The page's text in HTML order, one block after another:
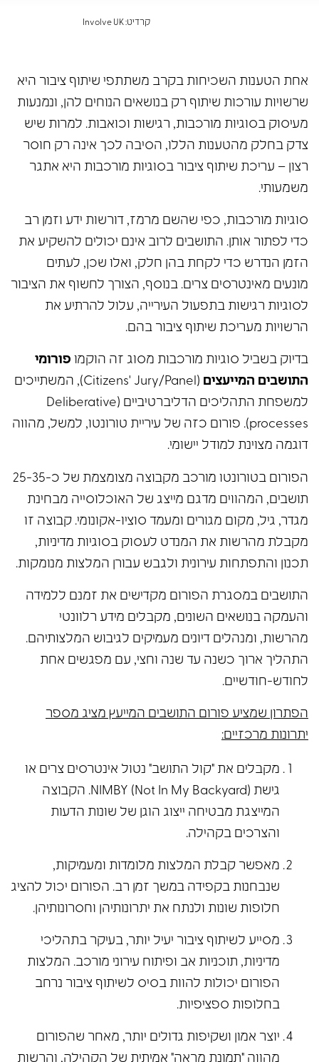
קרדיט: Involve UK
אחת הטענות השכיחות בקרב משתתפי שיתוף ציבור היא
שרשויות עורכות שיתוף רק בנושאים הנוחים להן, ונמנעות
מעיסוק בסוגיות מורכבות, רגישות וכואבות. למרות שיש
צדק בחלק מהטענות הללו, הסיבה לכך אינה רק חוסר
רצון – עריכת שיתוף ציבור בסוגיות מורכבות היא אתגר
משמעותי.
סוגיות מורכבות, כפי שהשם מרמז, דורשות ידע וזמן רב
כדי לפתור אותן. התושבים לרוב אינם יכולים להשקיע את
הזמן הנדרש כדי לקחת בהן חלק, ואלו שכן, לעתים
מונעים מאינטרסים צרים. בנוסף, הצורך לחשוף את הציבור
לסוגיות רגישות בתפעול העירייה, עלול להרתיע את
הרשויות מעריכת שיתוף ציבור בהם.
בדיוק בשביל סוגיות מורכבות מסוג זה הוקמו פורומי
התושבים המייעצים
(Citizens' Jury/Panel), המשתייכים
למשפחת התהליכים הדליברטיביים (Deliberative
processes). פורום כזה של עיריית טורונטו, למשל, מהווה
דוגמה מצוינת למודל יישומי.
הפורום בטורונטו מורכב מקבוצה מצומצמת של כ-25-35
תושבים, המהווים מדגם מייצג של האוכלוסייה מבחינת
מגדר, גיל, מקום מגורים ומעמד סוציו-אקונומי. קבוצה זו
מקבלת מהרשות את המנדט לעסוק בסוגיות מדיניות,
תכנון והתפתחות עירונית ולגבש עבורן המלצות מנומקות.
התושבים במסגרת הפורום מקדישים את זמנם ללמידה
והעמקה בנושאים השונים, מקבלים מידע רלוונטי
מהרשות, ומנהלים דיונים מעמיקים לגיבוש המלצותיהם.
התהליך ארוך כשנה עד שנה וחצי, עם מפגשים אחת
לחודש-חודשיים.
הפתרון שמציע פורום התושבים המייעץ מציג מספר
יתרונות מרכזיים:
מקבלים את "קול התושב" נטול אינטרסים צרים או
גישת NIMBY (Not In My Backyard). הקבוצה
המייצגת מבטיחה ייצוג הוגן של שונות הדעות
והצרכים בקהילה.
מאפשר קבלת המלצות מלומדות ומעמיקות,
שנבחנות בקפידה במשך זמן רב. הפורום יכול להציג
חלופות שונות ולנתח את יתרונותיהן וחסרונותיהן.
מסייע לשיתוף ציבור יעיל יותר, בעיקר בתהליכי
מדיניות, תוכניות אב ופיתוח עירוני מורכב. המלצות
הפורום יכולות להוות בסיס לשיתוף ציבור נרחב
בחלופות ספציפיות.
יוצר אמון ושקיפות גדולים יותר, מאחר שהפורום
מהווה "תמונת מראה" אמיתית של הקהילה, והרשות